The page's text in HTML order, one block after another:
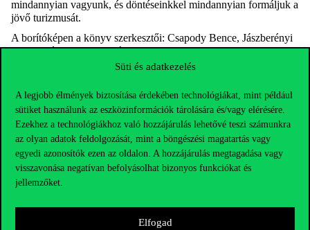
Süti és adatkezelés
A legjobb élmények biztosítása érdekében technológiákat, mint például
sütiket használunk az eszközinformációk tárolására és/vagy elérésére.
Ezekhez a technológiákhoz való hozzájárulás lehetővé teszi számunkra
az olyan adatok feldolgozását, mint a böngészési magatartás vagy
egyedi azonosítók ezen az oldalon. A hozzájárulás megtagadása vagy
visszavonása negatívan befolyásolhat bizonyos funkciókat és
jellemzőket.
Elfogad
mindannyian vagyunk, és döntéseinkkel mindannyian formáljuk a
jövő turizmusát.
A borítóképen a könyv szerkesztői: Csapody Bence, Jászberényi
Melinda és Miskolczi Márk.